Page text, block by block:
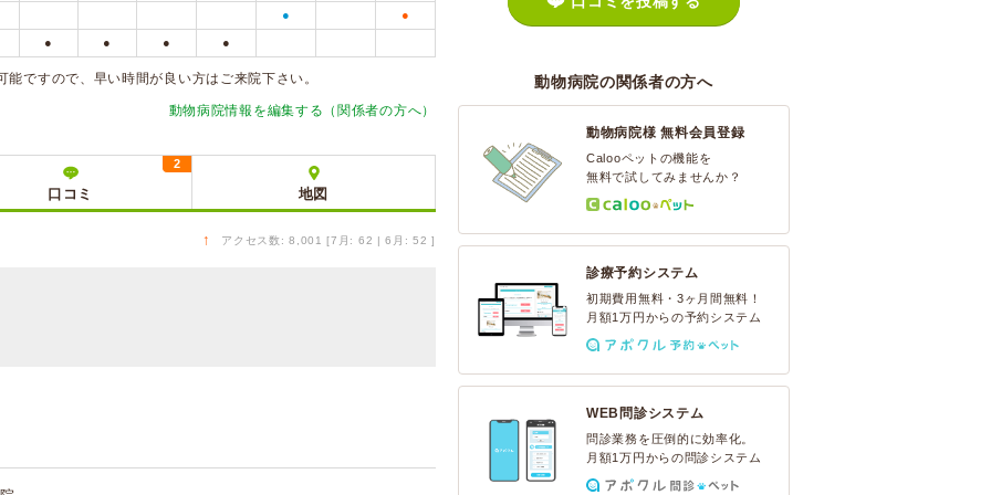
● ●
● ● ● ●
ですので、早い時間が良い方はご来院下さい。
動物病院情報を編集する（関係者の方へ）
口コミ
2
地図
↑ アクセス数: 8,001 [7月: 62 | 6月: 52 ]
動物病院の関係者の方へ
動物病院様 無料会員登録
Calooペットの機能を
無料で試してみませんか？
診療予約システム
初期費用無料・3ヶ月間無料！
月額1万円からの予約システム
WEB問診システム
問診業務を圧倒的に効率化。
月額1万円からの問診システム